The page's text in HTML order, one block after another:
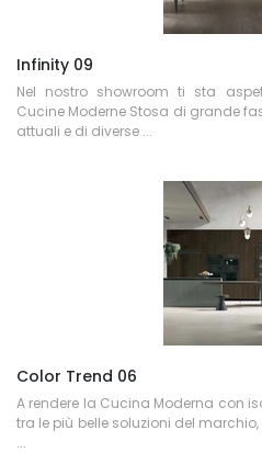
Infinity 09
Nel nostro showroom ti sta
Cucine Moderne Stosa di grande
attuali e di diverse ...
Color Trend 06
A rendere la Cucina Moderna con
tra le più belle soluzioni del
...